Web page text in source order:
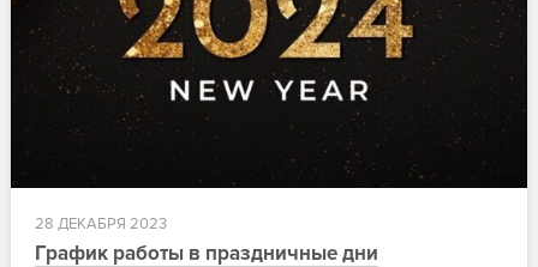
28 ДЕКАБРЯ 2023
График работы в праздничные дни